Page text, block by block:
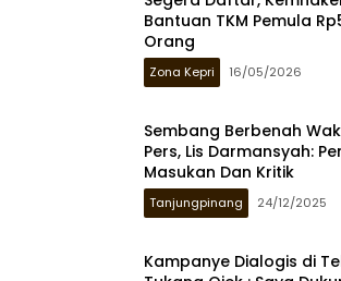
Bantuan TKM Pemula
Orang
Zona Kepri 16/05/2026
Sembang Berbenah
Pers, Lis Darmansyah:
Masukan Dan Kritik
Tanjungpinang 24/12/2025
Kampanye Dialogis di